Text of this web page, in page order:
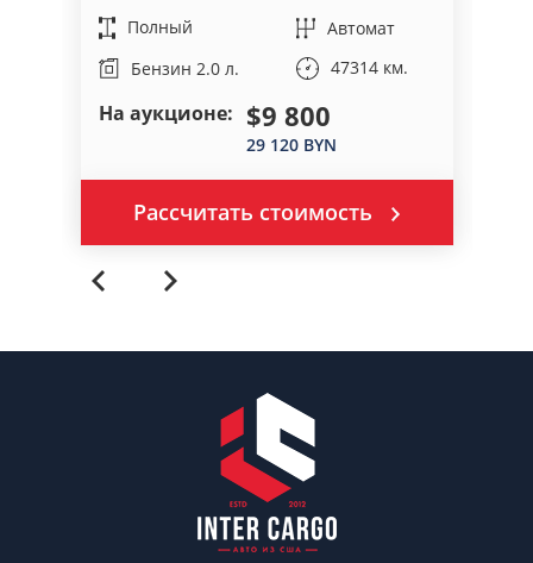
Полный
Автомат
Бензин 2.0 л.
47314 км.
На аукционе: $9 800
29 120 BYN
Рассчитать стоимость